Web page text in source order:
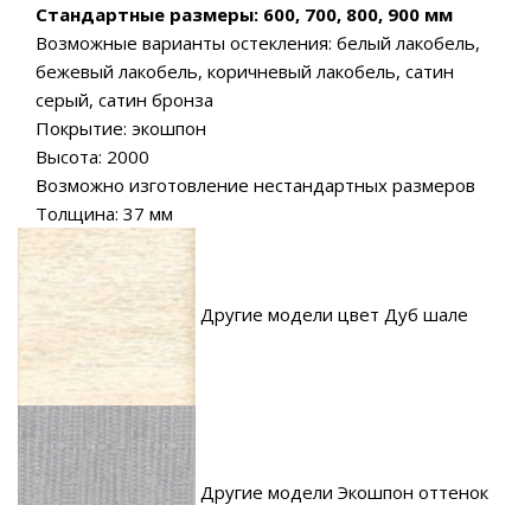
Стандартные размеры: 600, 700, 800, 900 мм
Возможные варианты остекления: белый лакобель,
бежевый лакобель, коричневый лакобель, сатин
серый, сатин бронза
Покрытие: экошпон
Высота: 2000
Возможно изготовление нестандартных размеров
Толщина: 37 мм
Другие модели цвет Дуб шале
Другие модели Экошпон оттенок